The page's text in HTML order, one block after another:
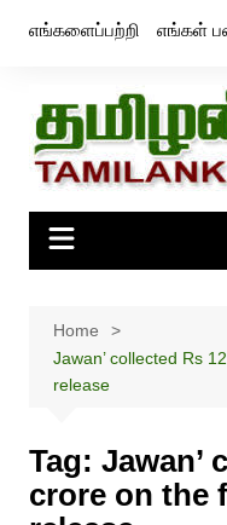
எங்களைப்பற்றி எங்கள்
Home
Jawan’ collected Rs
release
Tag: Jawan’
crore on the